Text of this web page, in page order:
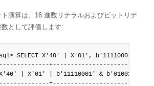
ト演算は、16 進数リテラルおよびビットリテ
数として評価します:
SELECT X'40' | X'01', b'11110001' &
+---------------------------+
| X'01' | b'11110001' & b'01001111' |
+---------------------------+